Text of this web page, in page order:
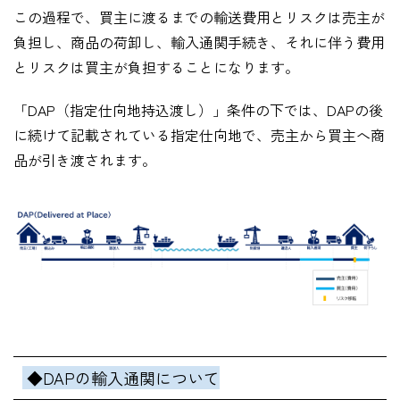
この過程で、買主に渡るまでの輸送費用とリスクは売主が
負担し、商品の荷卸し、輸入通関手続き、それに伴う費用
とリスクは買主が負担することになります。
「DAP（指定仕向地持込渡し）」条件の下では、DAPの後
に続けて記載されている指定仕向地で、売主から買主へ商
品が引き渡されます。
◆DAPの輸入通関について